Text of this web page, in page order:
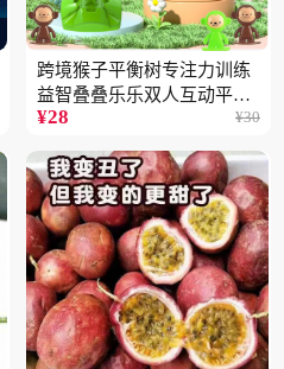
跨境猴子平衡树专注力训练
益智叠叠乐乐双人互动平衡
儿童玩具批发
¥28 ¥30